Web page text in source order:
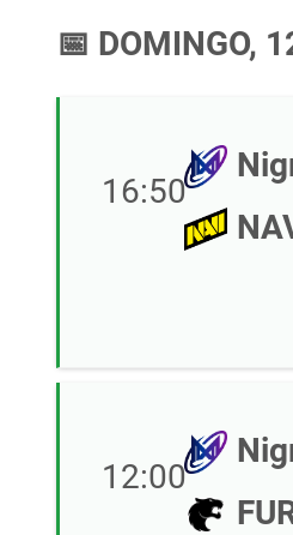
📅 DOMINGO,
16:50
12:00